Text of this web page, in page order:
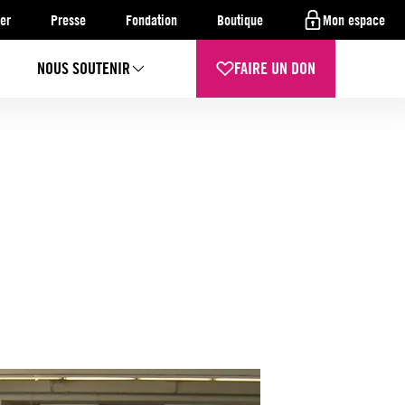
Presse Fondation Boutique Mon espace
NOUS SOUTENIR FAIRE UN DON